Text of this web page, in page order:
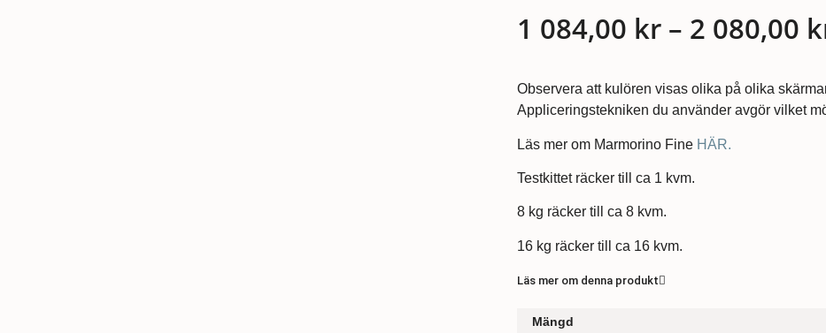
1 084,00 kr – 2 080,00
Observera att kulören visas olika på olika
Appliceringstekniken du använder avgör vilket
Läs mer om Marmorino FineHÄR.
Testkittet räcker till ca 1 kvm.
8 kg räcker till ca 8 kvm.
16 kg räcker till ca 16 kvm.
Läs mer om denna produkt
Mängd